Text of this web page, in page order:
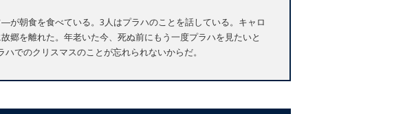
朝食を食べている。3人はプラハのことを話している。キャロ
郷を離れた。年老いた今、死ぬ前にもう一度プラハを見たいと
でのクリスマスのことが忘れられないからだ。